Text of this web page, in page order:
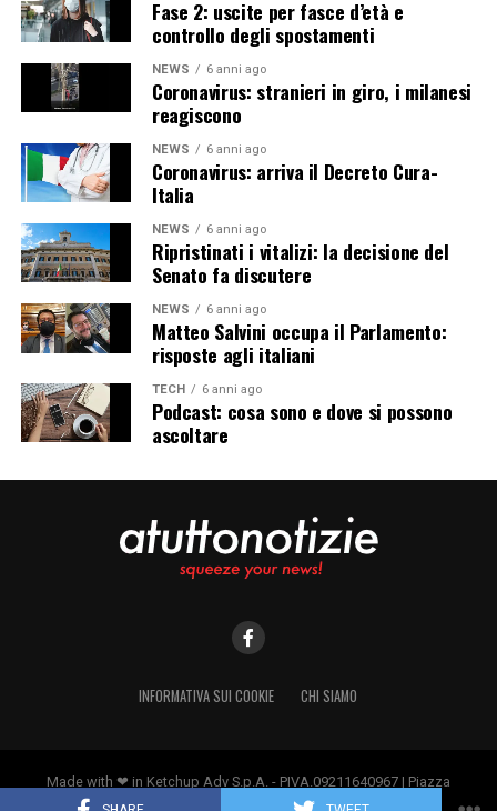
Fase 2: uscite per fasce d’età e
controllo degli spostamenti
NEWS 6 anni ago
Coronavirus: stranieri in giro, i milanesi
reagiscono
NEWS 6 anni ago
Coronavirus: arriva il Decreto Cura-
Italia
NEWS 6 anni ago
Ripristinati i vitalizi: la decisione del
Senato fa discutere
NEWS 6 anni ago
Matteo Salvini occupa il Parlamento:
risposte agli italiani
TECH 6 anni ago
Podcast: cosa sono e dove si possono
ascoltare
INFORMATIVA SUI COOKIE CHI SIAMO
Made with ❤ in Ketchup Adv S.p.A. - PIVA.09211640967 | Piazza
Borromeo 14, 20123 Milano